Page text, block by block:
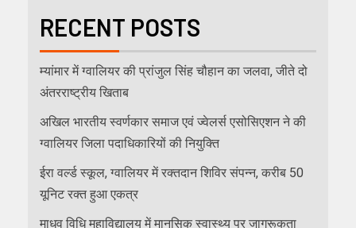
RECENT POSTS
म्यांमार में ग्वालियर की प्रांजुल सिंह चौहान का जलवा, जीते दो
अंतरराष्ट्रीय खिताब
अखिल भारतीय स्वर्णकार समाज एवं ज्वेलर्स एसोसिएशन ने की
ग्वालियर जिला पदाधिकारियों की नियुक्ति
ईरा वर्ल्ड स्कूल, ग्वालियर में रक्तदान शिविर संपन्न, करीब 50
यूनिट रक्त हुआ एकत्र
माधव विधि महाविद्यालय में मानसिक स्वास्थ्य पर जागरूकता